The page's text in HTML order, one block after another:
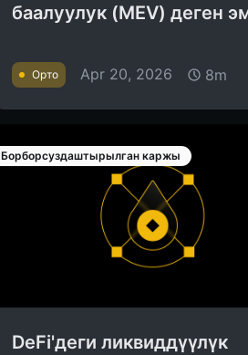
баалуулук (MEV) деген
Орто Apr 20, 2026 8m
Борборсуздаштырылган каржы
DeFi'деги ликвиддүүлүк